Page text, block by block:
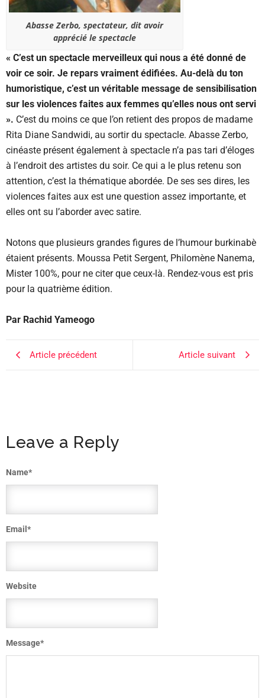
Abasse Zerbo, spectateur, dit avoir
apprécié le spectacle
« C’est un spectacle merveilleux qui nous a été donné de
voir ce soir. Je repars vraiment édifiées. Au-delà du ton
humoristique, c’est un véritable message de sensibilisation
sur les violences faites aux femmes qu’elles nous ont servi
». C’est du moins ce que l’on retient des propos de madame
Rita Diane Sandwidi, au sortir du spectacle. Abasse Zerbo,
cinéaste présent également à spectacle n’a pas tari d’éloges
à l’endroit des artistes du soir. Ce qui a le plus retenu son
attention, c’est la thématique abordée. De ses ses dires, les
violences faites aux est une question assez importante, et
elles ont su l’aborder avec satire.
Notons que plusieurs grandes figures de l’humour burkinabè
étaient présents. Moussa Petit Sergent, Philomène Nanema,
Mister 100%, pour ne citer que ceux-là. Rendez-vous est pris
pour la quatrième édition.
Par Rachid Yameogo
Article précédent Article suivant
Leave a Reply
Message*
Name*
Email *
Website